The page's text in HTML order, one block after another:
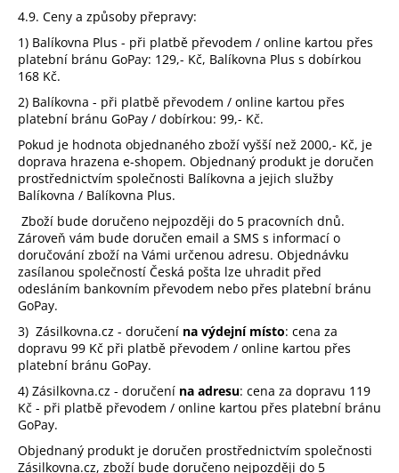
4.9. Ceny a způsoby přepravy:
1) Balíkovna Plus - při platbě převodem / online kartou přes
platební bránu GoPay: 129,- Kč, Balíkovna Plus s dobírkou
168 Kč.
2) Balíkovna - při platbě převodem / online kartou přes
platební bránu GoPay / dobírkou: 99,- Kč.
Pokud je hodnota objednaného zboží vyšší než 2000,- Kč, je
doprava hrazena e-shopem. Objednaný produkt je doručen
prostřednictvím společnosti Balíkovna a jejich služby
Balíkovna / Balíkovna Plus.
Zboží bude doručeno nejpozději do 5 pracovních dnů.
Zároveň vám bude doručen email a SMS s informací o
doručování zboží na Vámi určenou adresu. Objednávku
zasílanou společností Česká pošta lze uhradit před
odesláním bankovním převodem nebo přes platební bránu
GoPay.
3) Zásilkovna.cz - doručení na výdejní místo: cena za
dopravu 99 Kč při platbě převodem / online kartou přes
platební bránu GoPay.
4) Zásilkovna.cz - doručení na adresu: cena za dopravu 119
Kč - při platbě převodem / online kartou přes platební bránu
GoPay.
Objednaný produkt je doručen prostřednictvím společnosti
Zásilkovna.cz, zboží bude doručeno nejpozději do 5